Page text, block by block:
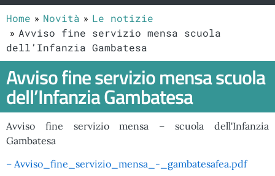
Home Novità
Le notizie
Avviso fine servizio mensa scuola
dell’Infanzia Gambatesa
Avviso fine servizio mensa scuola
dell’Infanzia Gambatesa
Avviso fine servizio mensa – scuola dell'Infanzia
Gambatesa
– Avviso_fine_servizio_mensa_-_gambatesafea.pdf